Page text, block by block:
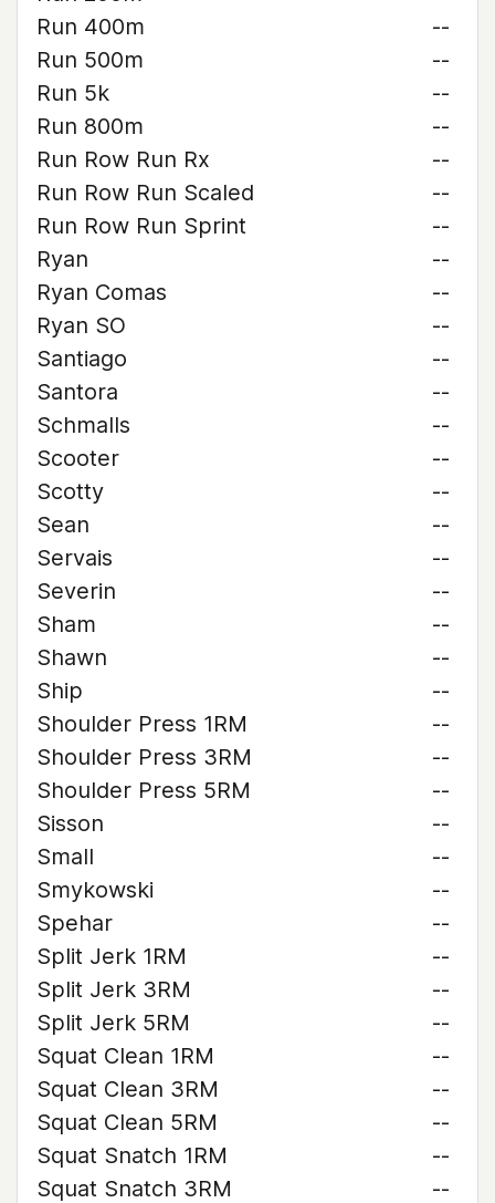
Run 400m
--
Run 500m
--
Run 5k
--
Run 800m
--
Run Row Run Rx
--
Run Row Run Scaled
--
Run Row Run Sprint
--
Ryan
--
Ryan Comas
--
Ryan SO
--
Santiago
--
Santora
--
Schmalls
--
Scooter
--
Scotty
--
Sean
--
Servais
--
Severin
--
Sham
--
Shawn
--
Ship
--
Shoulder Press 1RM
--
Shoulder Press 3RM
--
Shoulder Press 5RM
--
Sisson
--
Small
--
Smykowski
--
Spehar
--
Split Jerk 1RM
--
Split Jerk 3RM
--
Split Jerk 5RM
--
Squat Clean 1RM
--
Squat Clean 3RM
--
Squat Clean 5RM
--
Squat Snatch 1RM
--
Squat Snatch 3RM
--